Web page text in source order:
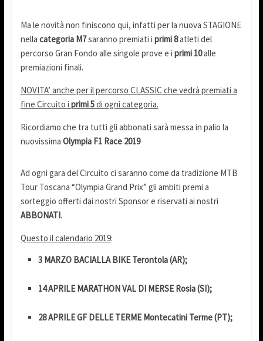
Ma le novità non finiscono qui, infatti per la nuova STAGIONE
nella categoria M7saranno premiati i primi 8atleti del
percorso Gran Fondo alle singole prove e i primi 10alle
premiazioni finali.
NOVITA’ anche per il percorso CLASSIC che vedrà premiati a
fine Circuito i primi 5di ogni categoria.
Ricordiamo che tra tutti gli abbonati sarà messa in palio la
nuovissima Olympia F1 Race 2019
Ad ogni gara del Circuito ci saranno come da tradizione MTB
Tour Toscana “Olympia Grand Prix” gli ambiti premi a
sorteggio offerti dai nostri Sponsor e riservati ai nostri
ABBONATI.
Questo il calendario 2019:
3 MARZO BACIALLA BIKE Terontola (AR);
14 APRILE MARATHON VAL DI MERSE Rosia (SI);
28 APRILE GF DELLE TERME Montecatini Terme (PT);